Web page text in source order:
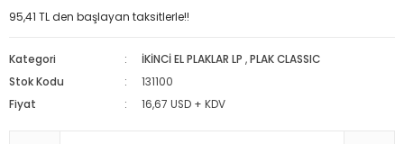
95,41 TL den başlayan taksitlerle!!
Kategori İKİNCİ EL PLAKLAR LP ,PLAK CLASSIC
Stok Kodu
131100
Fiyat
16,67 USD + KDV